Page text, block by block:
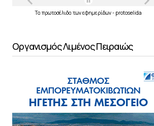
Τα πρωτοσέλιδα τωνεφημερίδων- protoselida
Οργανισμός Λιμένος Πειραιώς